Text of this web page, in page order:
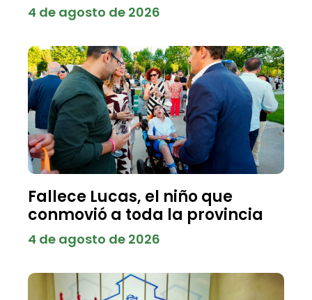
4 de agosto de 2026
Fallece Lucas, el niño que
conmovió a toda la provincia
4 de agosto de 2026